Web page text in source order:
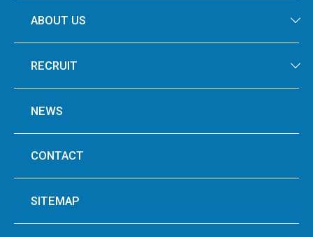
ABOUT US
RECRUIT
NEWS
CONTACT
SITEMAP